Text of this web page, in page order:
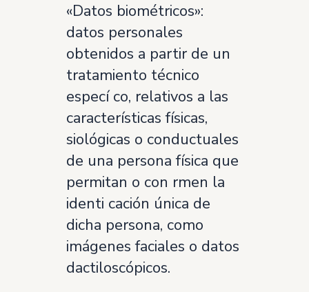
«Datos biométricos»:
datos personales
obtenidos a partir de un
tratamiento técnico
especí co, relativos a las
características físicas,
siológicas o conductuales
de una persona física que
permitan o con rmen la
identi cación única de
dicha persona, como
imágenes faciales o datos
dactiloscópicos.